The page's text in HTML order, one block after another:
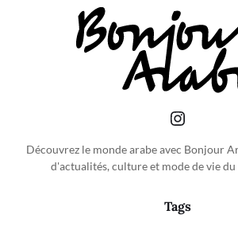
Découvrez le monde arabe avec Bonjour
d'actualités, culture et mode de vie du
Tags